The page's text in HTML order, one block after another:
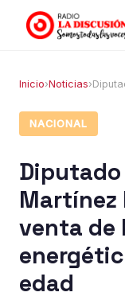
Inicio›Noticias›
NACIONAL
Martínez
venta de
edad